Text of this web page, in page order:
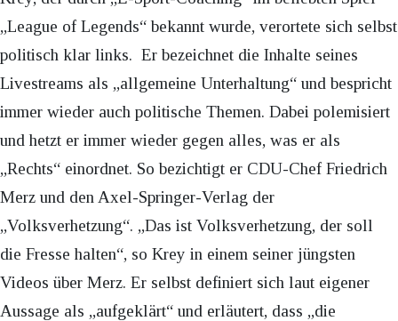
„League of Legends“ bekannt wurde, verortete sich selbst
politisch klar links. Er bezeichnet die Inhalte seines
Livestreams als „allgemeine Unterhaltung“ und bespricht
immer wieder auch politische Themen. Dabei polemisiert
und hetzt er immer wieder gegen alles, was er als
„Rechts“ einordnet. So bezichtigt er CDU-Chef Friedrich
Merz und den Axel-Springer-Verlag der
„Volksverhetzung“. „Das ist Volksverhetzung, der soll
die Fresse halten“, so Krey in einem seiner jüngsten
Videos über Merz. Er selbst definiert sich laut eigener
Aussage als „aufgeklärt“ und erläutert, dass „die